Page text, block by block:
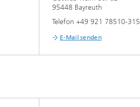
95448 Bayreuth
Telefon +49 921 78510-315
E-Mail senden